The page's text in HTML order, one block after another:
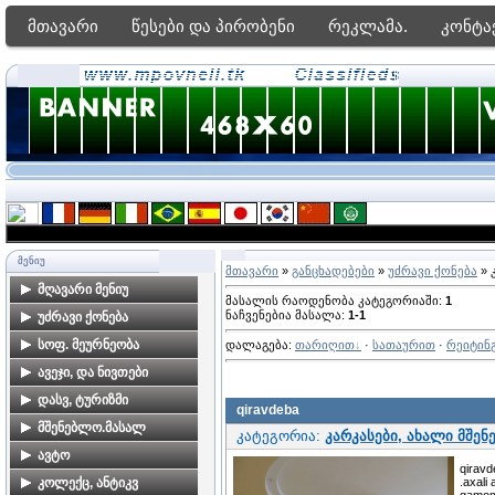
მთავარი წესები და პირობენი რეკლამა.
ᲛᲔᲜᲘᲣ
მღავარი მენიუ
მთავარი გვერდი
ფორუმი
ძებნა საიტზე
უძრავი ქონება
ბინები თბილისში
კარკასები, ახალი
მშენებლობები
კერძო სახლები
თბილისში
მიწის ნაკვეთები
თბილისში
სოფ. მეურნეობა
ალკოჰოლური სასმელები
მზა პროდუქტები
მებაღეობა
მეცხოველეობა
მეფუტკრეობა
ავეჯი, და ნივთები
ავეჯი
დამზადება-რესტავრაცია
საოჯახო ნივთებია
დასვ, ტურიზმი
ბინების გაქირავება
საზღვაო კურორტებზე
ბინების გაქირავება სამთო
კურორტებზე
მშენებლო.მასალ
მშენებლობა,
მომსახურეობა
ავტო
ავტომობილები
კოლექც, ანტიკვ
მთავარი » განცხადებები » უძრავი ქონება »
მასალის რაოდენობა კატეგორიაში: 1
ნაჩვენებია მასალა: 1-1
დალაგება: თარიღით · სათაურით ·
qiravdeba
კატეგორია: კარკასები, ახალი
.axali